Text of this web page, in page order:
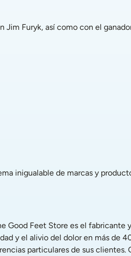
y el alivio del dolor en más de
particulares de sus clientes.